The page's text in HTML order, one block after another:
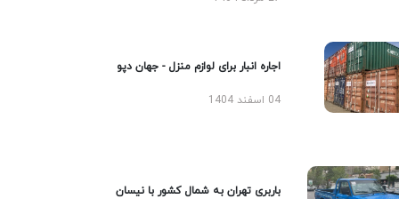
اجاره انبار برای لوازم منزل - جهان دپو
04 اسفند 1404
باربری تهران به شمال کشور با نیسان